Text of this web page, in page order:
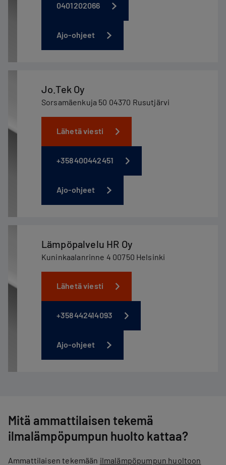
0401202066
Ajo-ohjeet
Jo.Tek Oy
Sorsamäenkuja 50 04370 Rusutjärvi
Lähetä viesti
+358400442451
Ajo-ohjeet
Lämpöpalvelu HR Oy
Kuninkaalanrinne 4 00750 Helsinki
Lähetä viesti
+358442414093
Ajo-ohjeet
Mitä ammattilaisen tekemä
ilmalämpöpumpun huolto kattaa?
Ammattilaisen tekemään ilmalämpöpumpun huoltoon